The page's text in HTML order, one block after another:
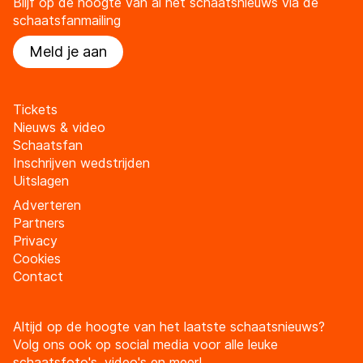
schaatsfanmailing
Meld je aan
Tickets
Nieuws & video
Schaatsfan
Inschrijven wedstrijden
Uitslagen
Adverteren
Partners
Privacy
Cookies
Contact
Altijd op de hoogte van het laatste schaatsnieuws?
Volg ons ook op social media voor alle leuke